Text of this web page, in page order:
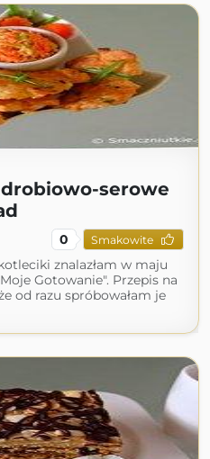
serowe
0 Smakowite
znalazłam w maju
Gotowanie". Przepis na
od razu spróbowałam je